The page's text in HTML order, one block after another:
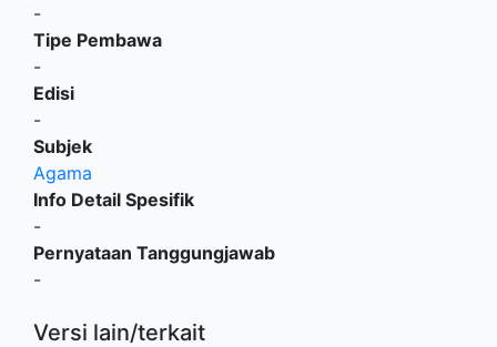
-
Tipe Pembawa
-
Edisi
-
Subjek
Agama
Info Detail Spesifik
-
Pernyataan Tanggungjawab
-
Versi lain/terkait